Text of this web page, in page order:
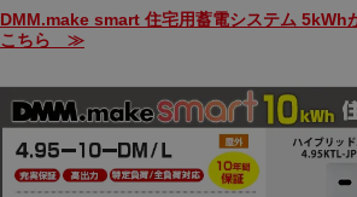
DMM.make smart 住宅用蓄電システム 5kWh
こちら ≫